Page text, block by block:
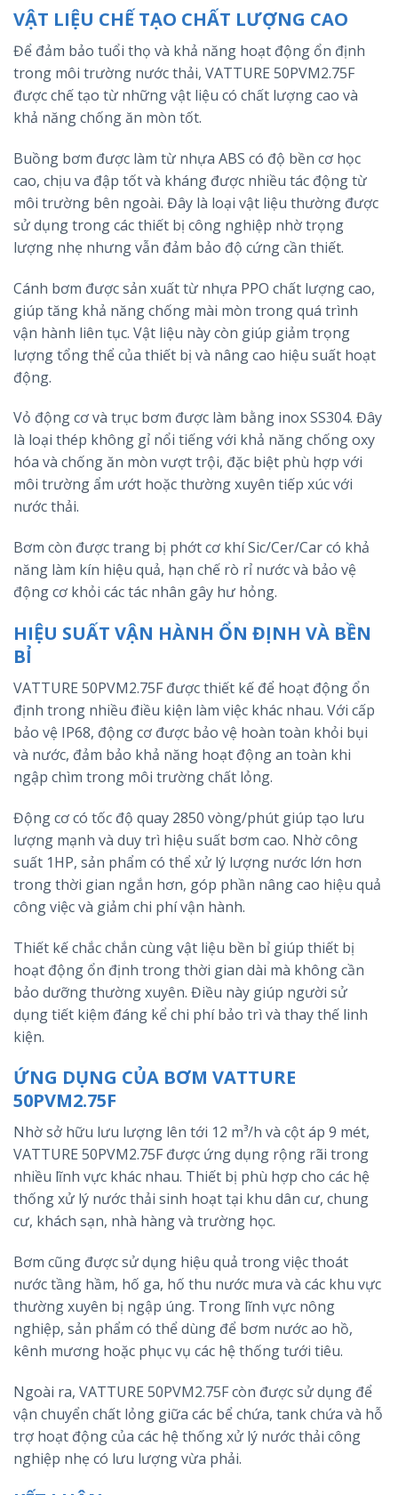
VẬT LIỆU CHẾ TẠO CHẤT LƯỢNG CAO
Để đảm bảo tuổi thọ và khả năng hoạt động ổn định
trong môi trường nước thải, VATTURE 50PVM2.75F
được chế tạo từ những vật liệu có chất lượng cao và
khả năng chống ăn mòn tốt.
Buồng bơm được làm từ nhựa ABS có độ bền cơ học
cao, chịu va đập tốt và kháng được nhiều tác động từ
môi trường bên ngoài. Đây là loại vật liệu thường được
sử dụng trong các thiết bị công nghiệp nhờ trọng
lượng nhẹ nhưng vẫn đảm bảo độ cứng cần thiết.
Cánh bơm được sản xuất từ nhựa PPO chất lượng cao,
giúp tăng khả năng chống mài mòn trong quá trình
vận hành liên tục. Vật liệu này còn giúp giảm trọng
lượng tổng thể của thiết bị và nâng cao hiệu suất hoạt
động.
Vỏ động cơ và trục bơm được làm bằng inox SS304. Đây
là loại thép không gỉ nổi tiếng với khả năng chống oxy
hóa và chống ăn mòn vượt trội, đặc biệt phù hợp với
môi trường ẩm ướt hoặc thường xuyên tiếp xúc với
nước thải.
Bơm còn được trang bị phớt cơ khí Sic/Cer/Car có khả
năng làm kín hiệu quả, hạn chế rò rỉ nước và bảo vệ
động cơ khỏi các tác nhân gây hư hỏng.
HIỆU SUẤT VẬN HÀNH ỔN ĐỊNH VÀ BỀN
BỈ
VATTURE 50PVM2.75F được thiết kế để hoạt động ổn
định trong nhiều điều kiện làm việc khác nhau. Với cấp
bảo vệ IP68, động cơ được bảo vệ hoàn toàn khỏi bụi
và nước, đảm bảo khả năng hoạt động an toàn khi
ngập chìm trong môi trường chất lỏng.
Động cơ có tốc độ quay 2850 vòng/phút giúp tạo lưu
lượng mạnh và duy trì hiệu suất bơm cao. Nhờ công
suất 1HP, sản phẩm có thể xử lý lượng nước lớn hơn
trong thời gian ngắn hơn, góp phần nâng cao hiệu quả
công việc và giảm chi phí vận hành.
Thiết kế chắc chắn cùng vật liệu bền bỉ giúp thiết bị
hoạt động ổn định trong thời gian dài mà không cần
bảo dưỡng thường xuyên. Điều này giúp người sử
dụng tiết kiệm đáng kể chi phí bảo trì và thay thế linh
kiện.
ỨNG DỤNG CỦA BƠM VATTURE
50PVM2.75F
Nhờ sở hữu lưu lượng lên tới 12 m³/h và cột áp 9 mét,
VATTURE 50PVM2.75F được ứng dụng rộng rãi trong
nhiều lĩnh vực khác nhau. Thiết bị phù hợp cho các hệ
thống xử lý nước thải sinh hoạt tại khu dân cư, chung
cư, khách sạn, nhà hàng và trường học.
Bơm cũng được sử dụng hiệu quả trong việc thoát
nước tầng hầm, hố ga, hố thu nước mưa và các khu vực
thường xuyên bị ngập úng. Trong lĩnh vực nông
nghiệp, sản phẩm có thể dùng để bơm nước ao hồ,
kênh mương hoặc phục vụ các hệ thống tưới tiêu.
Ngoài ra, VATTURE 50PVM2.75F còn được sử dụng để
vận chuyển chất lỏng giữa các bể chứa, tank chứa và hỗ
trợ hoạt động của các hệ thống xử lý nước thải công
nghiệp nhẹ có lưu lượng vừa phải.